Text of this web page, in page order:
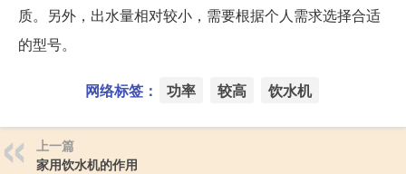
质。另外，出水量相对较小，需要根据个人需求选择合适
的型号。
网络标签： 功率 较高 饮水机
上一篇
家用饮水机的作用